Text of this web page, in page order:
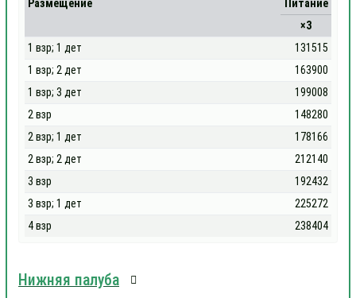
Размещение
Питание
×3
1 взр; 1 дет
131515
1 взр; 2 дет
163900
1 взр; 3 дет
199008
2 взр
148280
2 взр; 1 дет
178166
2 взр; 2 дет
212140
3 взр
192432
3 взр; 1 дет
225272
4 взр
238404
Нижняя палуба